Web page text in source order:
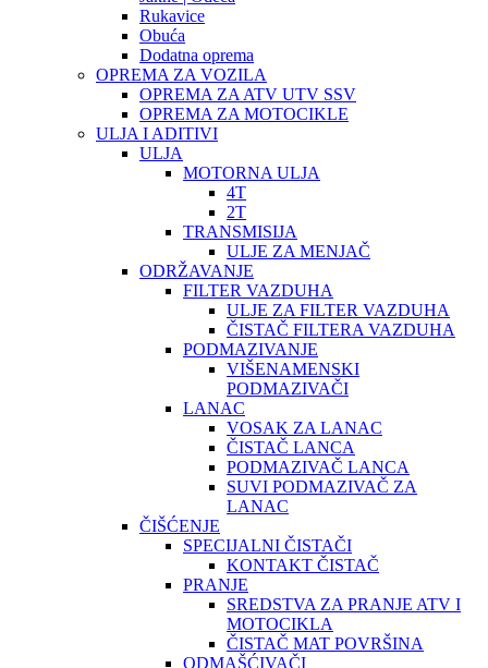
Rukavice
Obuća
Dodatna oprema
OPREMA ZA VOZILA
OPREMA ZA ATV UTV SSV
OPREMA ZA MOTOCIKLE
ULJA I ADITIVI
ULJA
MOTORNA ULJA
4T
2T
TRANSMISIJA
ULJE ZA MENJAČ
ODRŽAVANJE
FILTER VAZDUHA
ULJE ZA FILTER VAZDUHA
ČISTAČ FILTERA VAZDUHA
PODMAZIVANJE
VIŠENAMENSKI
PODMAZIVAČI
LANAC
VOSAK ZA LANAC
ČISTAČ LANCA
PODMAZIVAČ LANCA
SUVI PODMAZIVAČ ZA
LANAC
ČIŠĆENJE
SPECIJALNI ČISTAČI
KONTAKT ČISTAČ
PRANJE
SREDSTVA ZA PRANJE ATV I
MOTOCIKLA
ČISTAČ MAT POVRŠINA
ODMAŠĆIVAČI